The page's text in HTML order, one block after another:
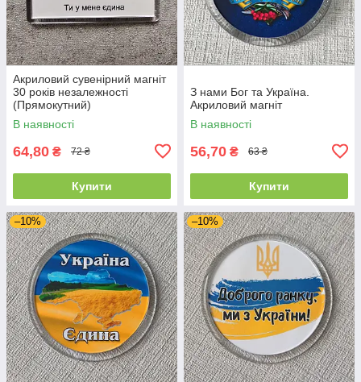
Акриловий сувенірний магніт
30 років незалежності
(Прямокутний)
В наявності
64,80 ₴ 72 ₴
Купити
З нами Бог та Україна.
Акриловий магніт
В наявності
56,70 ₴ 63 ₴
Купити
–10% –10%